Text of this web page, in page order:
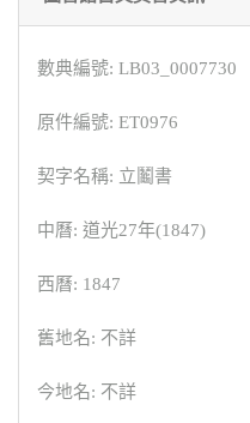
數典編號: LB03_0007730
原件編號: ET0976
契字名稱: 立鬮書
中曆: 道光27年(1847)
西曆: 1847
舊地名: 不詳
今地名: 不詳